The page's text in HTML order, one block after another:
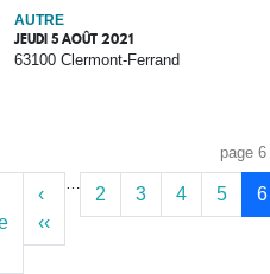
AUTRE
JEUDI 5 AOÛT 2021
63100 Clermont-Ferrand
page
‹
‹‹
2 3 4 5 6